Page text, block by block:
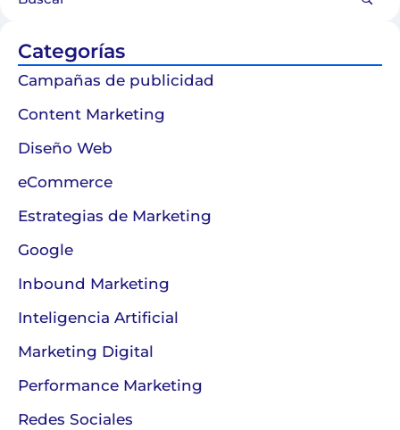
Categorías
Campañas de publicidad
Content Marketing
Diseño Web
eCommerce
Estrategias de Marketing
Google
Inbound Marketing
Inteligencia Artificial
Marketing Digital
Performance Marketing
Redes Sociales